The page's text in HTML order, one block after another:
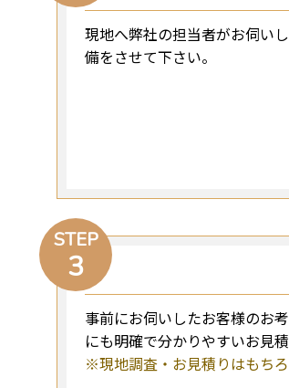
現地へ弊社の担当者がお伺い
備をさせて下さい。
STEP
3
事前にお伺いしたお客様のお
にも明確で分かりやすいお見
※現地調査・お見積りはもちろ